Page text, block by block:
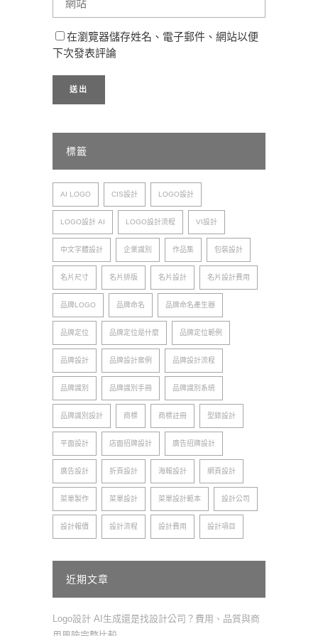
在瀏覽器儲存姓名、電子郵件、網站以便
下次發表評論
標籤
AI LOGO CIS設計 LOGO設計
LOGO設計 AI LOGO設計流程 VI設計
中文字體設計 企業識別 作品集 包裝設計
名片尺寸 名片排版 名片設計 名片設計費用
品牌LOGO 品牌命名 品牌命名產生器
品牌定位 品牌定位是什麼 品牌定位範例
品牌設計 品牌設計案例 品牌設計流程
品牌識別 品牌識別手冊 品牌識別系統
品牌識別設計 商標 商標註冊 型錄設計
平面設計 店面招牌設計 廣告招牌設計
廣告設計 折頁設計 海報設計 網頁設計
菜單製作 菜單設計 菜單設計範本 設計公司
設計報價 設計流程 設計費用 設計項目
近期文章
Logo設計 AI生成還是找設計公司？費用、品質與商